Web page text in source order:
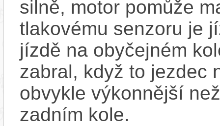
silně, motor pomůže
tlakovému senzoru je
jízdě na obyčejném
zabral, když to jezdec
obvykle výkonnější
zadním kole.